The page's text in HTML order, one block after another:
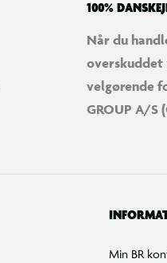
100%
Når du
overskuddet
velgørende
GROUP A/S
Min BR